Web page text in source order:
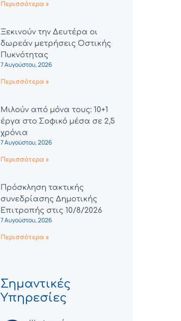
Περισσότερα »
Ξεκινούν την Δευτέρα οι
δωρεάν μετρήσεις Οστικής
Πυκνότητας
7 Αυγούστου, 2026
Περισσότερα »
Μιλούν από μόνα τους: 10+1
έργα στο Σοφικό μέσα σε 2,5
χρόνια
7 Αυγούστου, 2026
Περισσότερα »
Πρόσκληση τακτικής
συνεδρίασης Δημοτικής
Επιτροπής στις 10/8/2026
7 Αυγούστου, 2026
Περισσότερα »
Σημαντικές
Υπηρεσίες